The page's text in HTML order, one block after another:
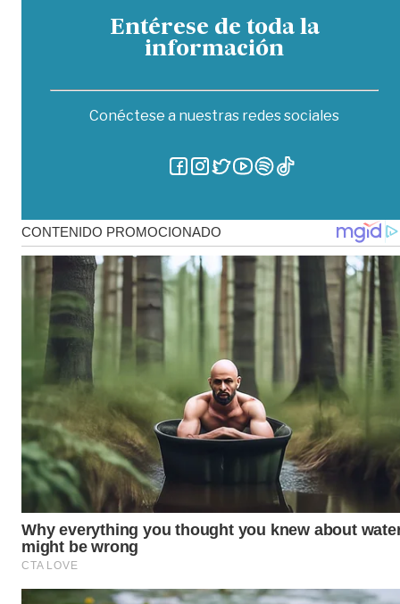
Entérese de toda la
información
Conéctese a nuestras redes sociales